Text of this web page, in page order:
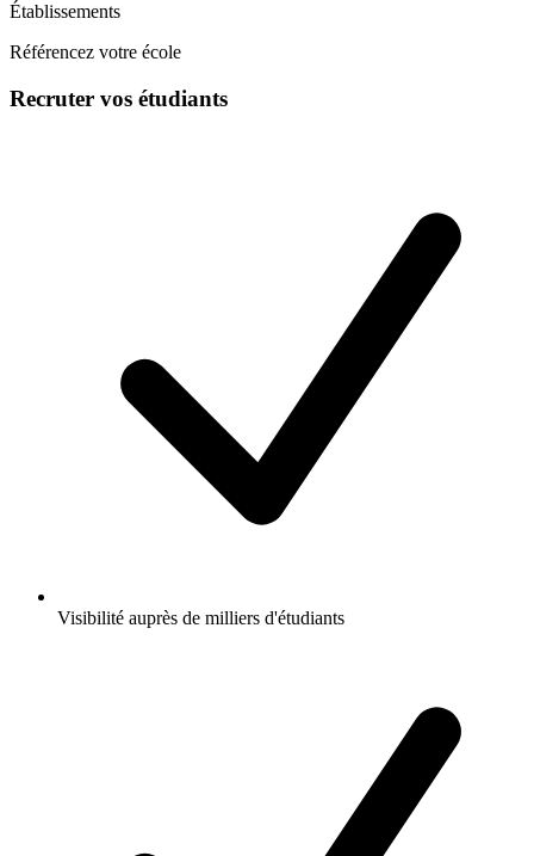
Établissements
Référencez votre école
Recruter vos étudiants
Visibilité auprès de milliers d'étudiants